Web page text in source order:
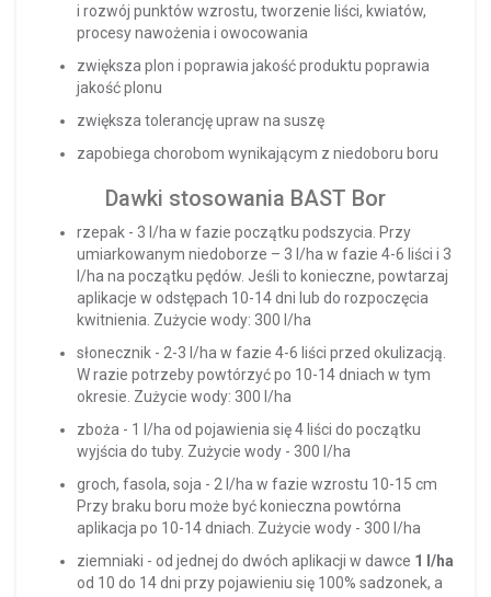
i rozwój punktów wzrostu, tworzenie liści, kwiatów,
procesy nawożenia i owocowania
zwiększa plon i poprawia jakość produktu poprawia
jakość plonu
zwiększa tolerancję upraw na suszę
zapobiega chorobom wynikającym z niedoboru boru
Dawki stosowania BAST Bor
rzepak - 3 l/ha w fazie początku podszycia. Przy
umiarkowanym niedoborze – 3 l/ha w fazie 4-6 liści i 3
l/ha na początku pędów. Jeśli to konieczne, powtarzaj
aplikacje w odstępach 10-14 dni lub do rozpoczęcia
kwitnienia. Zużycie wody: 300 l/ha
słonecznik - 2-3 l/ha w fazie 4-6 liści przed okulizacją.
W razie potrzeby powtórzyć po 10-14 dniach w tym
okresie. Zużycie wody: 300 l/ha
zboża - 1 l/ha od pojawienia się 4 liści do początku
wyjścia do tuby. Zużycie wody - 300 l/ha
groch, fasola, soja - 2 l/ha w fazie wzrostu 10-15 cm
Przy braku boru może być konieczna powtórna
aplikacja po 10-14 dniach. Zużycie wody - 300 l/ha
ziemniaki - od jednej do dwóch aplikacji w dawce 1 l/ha
od 10 do 14 dni przy pojawieniu się 100% sadzonek, a